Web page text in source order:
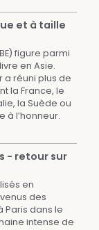
et à taille
figure parmi
en Asie.
a réuni plus de
la France, le
la Suède ou
à l’honneur.
- retour sur
en
des
Paris dans le
intense de